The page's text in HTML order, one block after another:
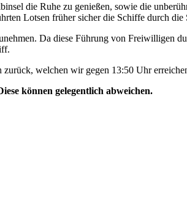
die Ruhe zu genießen, sowie die
Lotsen früher sicher die Schiffe durch die
Da diese Führung von Freiwilligen
welchen wir gegen 13:50 Uhr
können gelegentlich abweichen.